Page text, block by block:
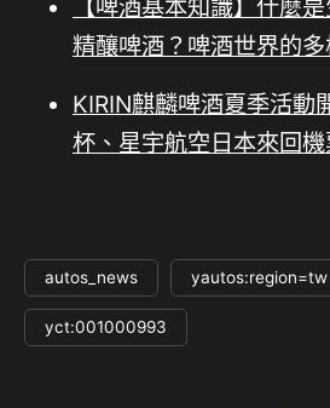
【啤酒基本知識】什麼
精釀啤酒？啤酒世界的多
KIRIN麒麟啤酒夏季活動
杯、星宇航空日本來回機
autos_news yautos:region=tw
yct:001000993